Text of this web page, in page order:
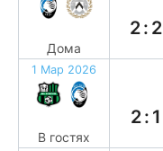
Дома
2:2
1 Мар 2026
В гостях
2:1